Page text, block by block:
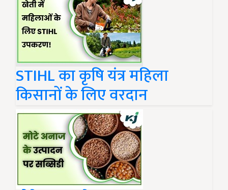
STIHL का कृषि यंत्र महिला
किसानों के लिए वरदान